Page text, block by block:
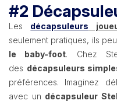
#2
Les décapsuleurs
seulement pratiques, ils
le baby-foot. Chez
des décapsuleurs
préférences. Imaginez
avec un décapsuleur